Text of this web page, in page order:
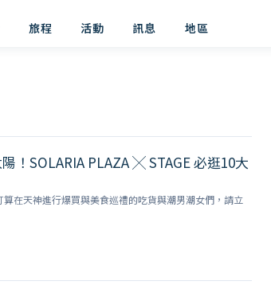
旅程 活動 訊息 地區
！SOLARIA PLAZA ╳ STAGE 必逛10大
在天神進行爆買與美食巡禮的吃貨與潮男潮女們，請立